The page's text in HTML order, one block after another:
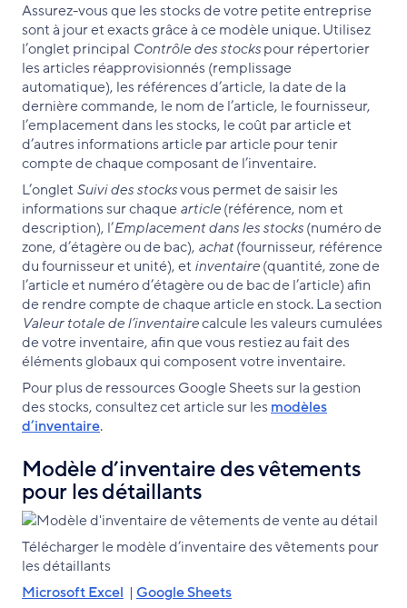
Assurez-vous que les stocks de votre petite entreprise
sont à jour et exacts grâce à ce modèle unique. Utilisez
l’onglet principal Contrôle des stockspour répertorier
les articles réapprovisionnés (remplissage
automatique), les références d’article, la date de la
dernière commande, le nom de l’article, le fournisseur,
l’emplacement dans les stocks, le coût par article et
d’autres informations article par article pour tenir
compte de chaque composant de l’inventaire.
L’onglet Suivi des stocksvous permet de saisir les
informations sur chaquearticle(référence, nom et
description), l’Emplacement dans les stocks(numéro de
zone, d’étagère ou de bac), achat(fournisseur, référence
du fournisseur et unité), et inventaire(quantité, zone de
l’article et numéro d’étagère ou de bac de l’article) afin
de rendre compte de chaque article en stock. La section
Valeur totale de l’inventairecalcule les valeurs cumulées
de votre inventaire, afin que vous restiez au fait des
éléments globaux qui composent votre inventaire.
Pour plus de ressources Google Sheets sur la gestion
des stocks, consultez cet article sur les modèles
d’inventaire.
Modèle d’inventaire des vêtements
pour les détaillants
Télécharger le modèle d’inventaire des vêtements pour
les détaillants
Microsoft Excel | Google Sheets